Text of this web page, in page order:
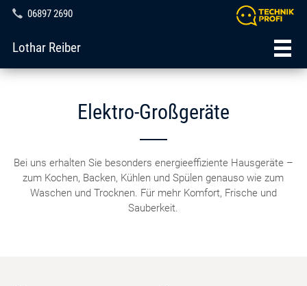
06897 2690
Lothar Reiber
Elektro-Großgeräte
Bei uns erhalten Sie besonders energieeffiziente Hausgeräte –
zum Kochen, Backen, Kühlen und Spülen genauso wie zum
Waschen und Trocknen. Für mehr Komfort, Frische und
Sauberkeit.